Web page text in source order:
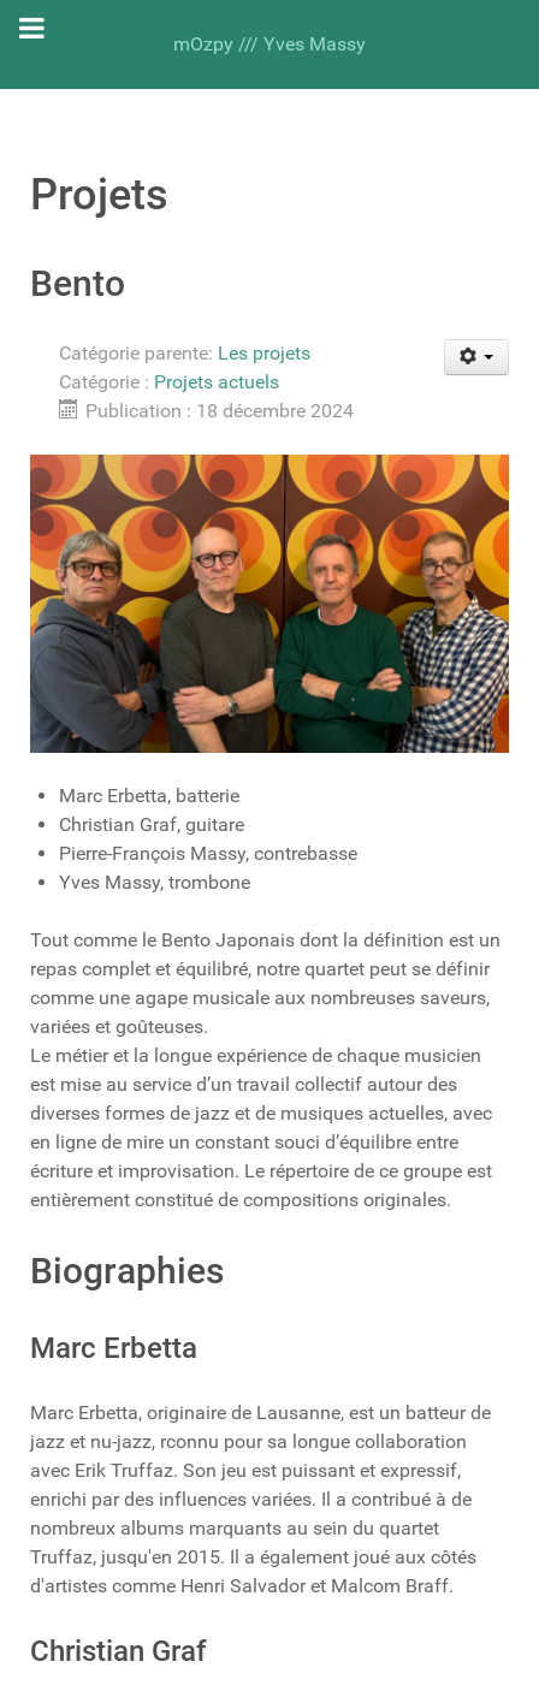
mOzpy /// Yves Massy
Projets
Bento
Catégorie parente: Les projets
Catégorie : Projets actuels
Publication : 18 décembre 2024
Marc Erbetta, batterie
Christian Graf, guitare
Pierre-François Massy, contrebasse
Yves Massy, trombone
Tout comme le Bento Japonais dont la définition est un
repas complet et équilibré, notre quartet peut se définir
comme une agape musicale aux nombreuses saveurs,
variées et goûteuses.
Le métier et la longue expérience de chaque musicien
est mise au service d’un travail collectif autour des
diverses formes de jazz et de musiques actuelles, avec
en ligne de mire un constant souci d’équilibre entre
écriture et improvisation. Le répertoire de ce groupe est
entièrement constitué de compositions originales.
Biographies
Marc Erbetta
Marc Erbetta, originaire de Lausanne, est un batteur de
jazz et nu-jazz, rconnu pour sa longue collaboration
avec Erik Truffaz. Son jeu est puissant et expressif,
enrichi par des influences variées. Il a contribué à de
nombreux albums marquants au sein du quartet
Truffaz, jusqu'en 2015. Il a également joué aux côtés
d'artistes comme Henri Salvador et Malcom Braff.
Christian Graf